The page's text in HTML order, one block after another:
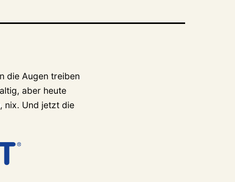
die Augen treiben
aber heute
nix. Und jetzt die